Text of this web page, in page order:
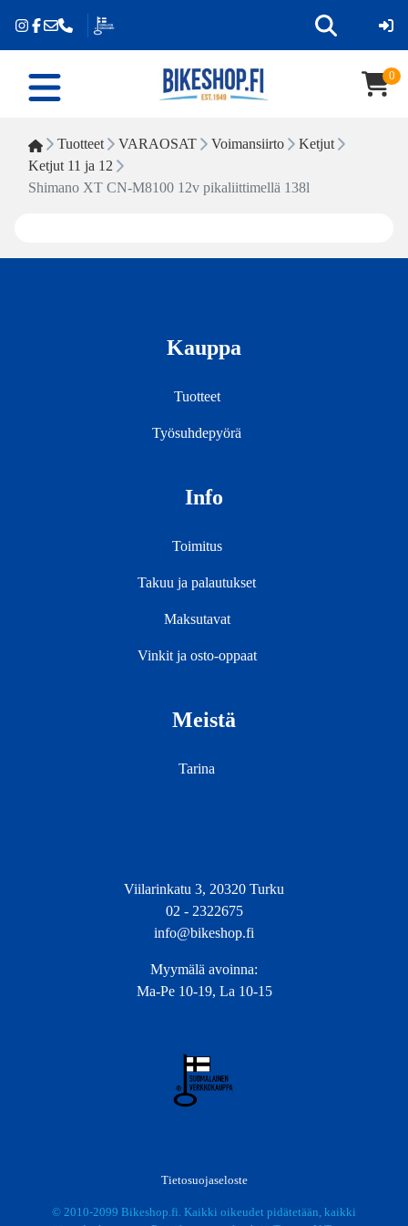
0
Tuotteet VARAOSAT Voimansiirto
Ketjut
Ketjut 11 ja 12
Shimano XT CN-M8100 12v pikaliittimellä 138l
Kauppa
Tuotteet
Työsuhdepyörä
Info
Toimitus
Takuu ja palautukset
Maksutavat
Vinkit ja osto-oppaat
Meistä
Tarina
Viilarinkatu 3, 20320 Turku
02 - 2322675
info@bikeshop.fi
Myymälä avoinna:
Ma-Pe 10-19, La 10-15
Tietosuojaseloste
© 2010-2099 Bikeshop.fi. Kaikki oikeudet pidätetään, kaikki